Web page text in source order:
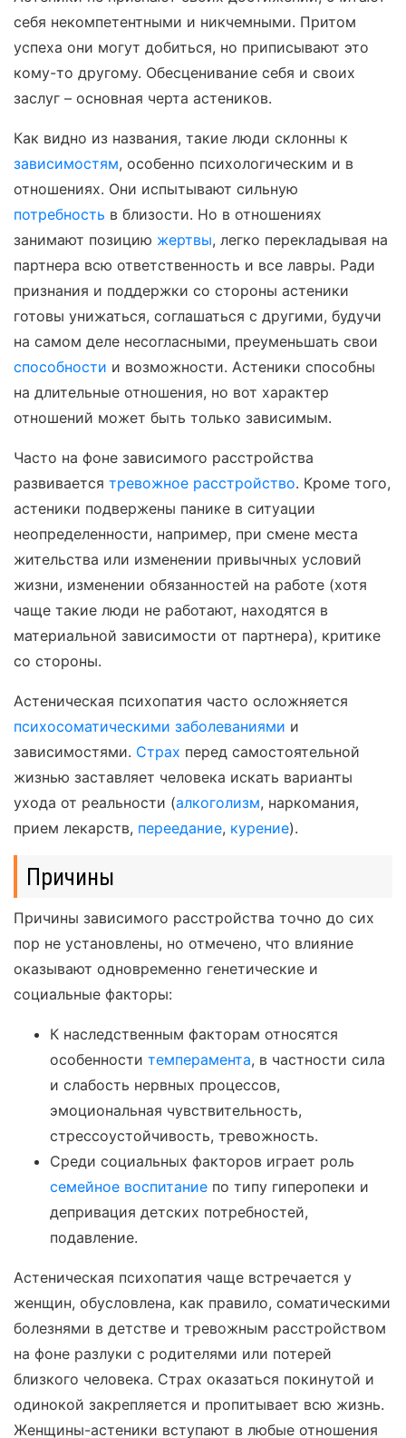
себя некомпетентными и никчемными. Притом
успеха они могут добиться, но приписывают это
кому-то другому. Обесценивание себя и своих
заслуг – основная черта астеников.
Как видно из названия, такие люди склонны к
зависимостям, особенно психологическим и в
отношениях. Они испытывают сильную
потребность в близости. Но в отношениях
занимают позицию жертвы, легко перекладывая на
партнера всю ответственность и все лавры. Ради
признания и поддержки со стороны астеники
готовы унижаться, соглашаться с другими, будучи
на самом деле несогласными, преуменьшать свои
способности и возможности. Астеники способны
на длительные отношения, но вот характер
отношений может быть только зависимым.
Часто на фоне зависимого расстройства
развивается тревожное расстройство. Кроме того,
астеники подвержены панике в ситуации
неопределенности, например, при смене места
жительства или изменении привычных условий
жизни, изменении обязанностей на работе (хотя
чаще такие люди не работают, находятся в
материальной зависимости от партнера), критике
со стороны.
Астеническая психопатия часто осложняется
психосоматическими заболеваниями и
зависимостями. Страх перед самостоятельной
жизнью заставляет человека искать варианты
ухода от реальности (алкоголизм, наркомания,
прием лекарств, переедание, курение).
Причины
Причины зависимого расстройства точно до сих
пор не установлены, но отмечено, что влияние
оказывают одновременно генетические и
социальные факторы:
К наследственным факторам относятся
особенности темперамента, в частности сила
и слабость нервных процессов,
эмоциональная чувствительность,
стрессоустойчивость, тревожность.
Среди социальных факторов играет роль
семейное воспитание по типу гиперопеки и
депривация детских потребностей,
подавление.
Астеническая психопатия чаще встречается у
женщин, обусловлена, как правило, соматическими
болезнями в детстве и тревожным расстройством
на фоне разлуки с родителями или потерей
близкого человека. Страх оказаться покинутой и
одинокой закрепляется и пропитывает всю жизнь.
Женщины-астеники вступают в любые отношения